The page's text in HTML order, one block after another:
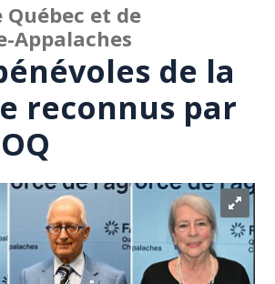
Québec et de
Appalaches
de la
reconnus par